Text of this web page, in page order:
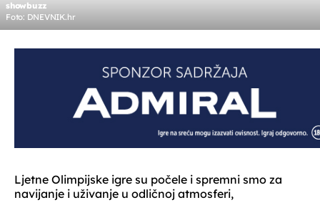
showbuzz
Foto: DNEVNIK.hr
Ljetne Olimpijske igre su počele i spremni smo za
navijanje i uživanje u odličnoj atmosferi,